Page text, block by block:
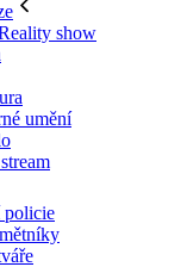
show
umění